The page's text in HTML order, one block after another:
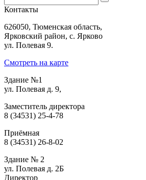
Контакты
626050, Тюменская область,
Ярковский район, с. Ярково
ул. Полевая 9.
Смотреть на карте
Здание №1
ул. Полевая д. 9,
Заместитель директора
8 (34531) 25-4-78
Приёмная
8 (34531) 26-8-02
Здание № 2
ул. Полевая д. 2Б
Директор